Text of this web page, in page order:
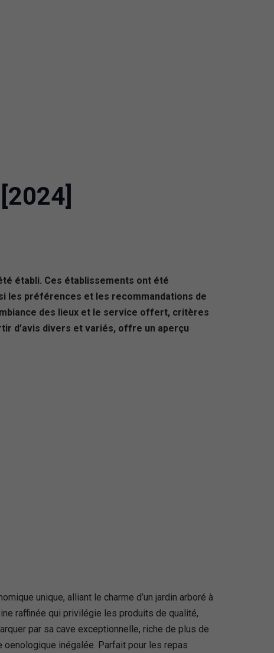
établi. Ces établissements ont été
les préférences et les recommandations de
des lieux et le service offert, critères
d’avis divers et variés, offre un aperçu
unique, alliant le charme d’un jardin arboré à
raffinée qui privilégie les produits de qualité,
par sa cave exceptionnelle, riche de plus de
inégalée. Parfait pour les repas